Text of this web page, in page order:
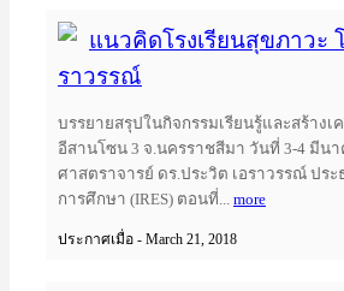
แนวคิดโรงเรียนสุขภาวะ
ราวรรณ์
บรรยายสรุปในกิจกรรมเรียนรู้และสร้างเ
อีสานโซน 3 จ.นครราชสีมา วันที่ 3-4 มีนา
ศาสตราจารย์ ดร.ประวิต เอราวรรณ์ ปร
การศึกษา (IRES) ตอนที่... more
ประกาศเมื่อ - March 21, 2018